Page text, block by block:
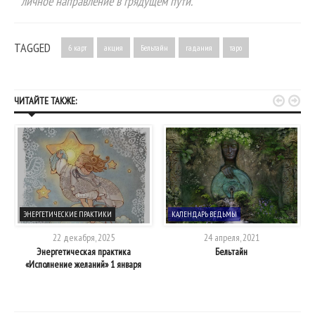
TAGGED 6 карт акция Бельтайн гадания таро
ЧИТАЙТЕ ТАКЖЕ:
ЭНЕРГЕТИЧЕСКИЕ ПРАКТИКИ
22 декабря, 2025
Энергетическая практика
«Исполнение желаний» 1 января
КАЛЕНДАРЬ ВЕДЬМЫ
24 апреля, 2021
Бельтайн
 